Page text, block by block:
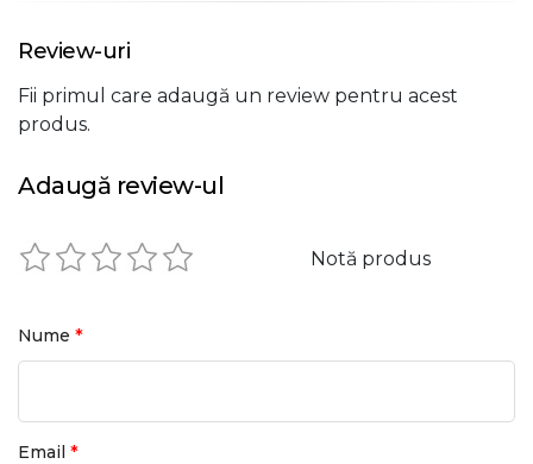
Review-uri
Fii primul care adaugă un review pentru acest
produs.
Adaugă review-ul
Notă produs
Nume *
Email *